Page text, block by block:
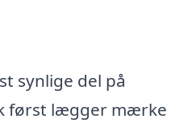
synlige del på
først lægger mærke